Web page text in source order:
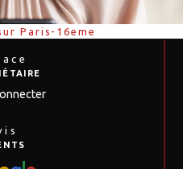
Paris-16eme